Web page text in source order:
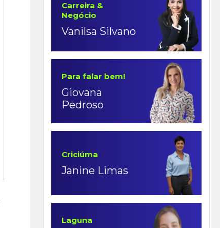
Carreira &
Negócio
Vanilsa Silvano
Para falar bem!
Giovana
Pedroso
Criciúma
Janine Limas
Laguna